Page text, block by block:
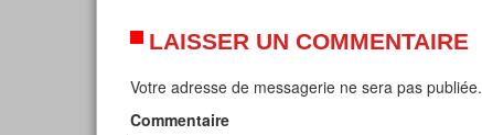
LAISSER UN COMMENTAIRE
Votre adresse de messagerie ne sera pas publiée.
Commentaire